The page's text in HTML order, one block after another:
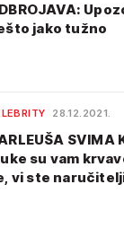
jako tužno
28.12.2021.
SVIMA
su vam
vi ste